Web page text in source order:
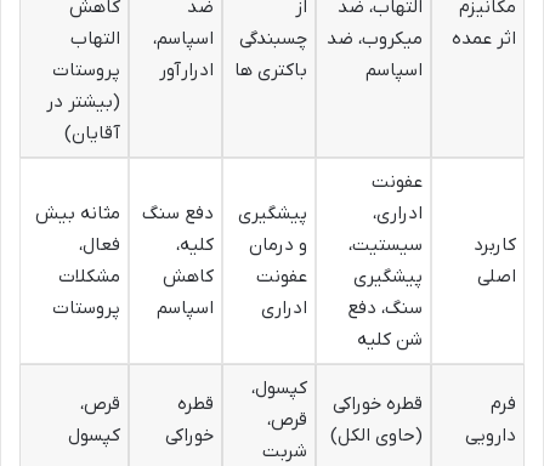
مکانیزم
اثر عمده
التهاب، ضد
میکروب، ضد
اسپاسم
از
چسبندگی
باکتری ها
ضد
اسپاسم،
ادرارآور
کاهش
التهاب
پروستات
(بیشتر در
آقایان)
کاربرد
اصلی
عفونت
ادراری،
سیستیت،
پیشگیری
سنگ، دفع
شن کلیه
پیشگیری
و درمان
عفونت
ادراری
دفع سنگ
کلیه،
کاهش
اسپاسم
مثانه بیش
فعال،
مشکلات
پروستات
فرم
دارویی
قطره خوراکی
(حاوی الکل)
کپسول،
قرص،
شربت
قطره
خوراکی
قرص،
کپسول